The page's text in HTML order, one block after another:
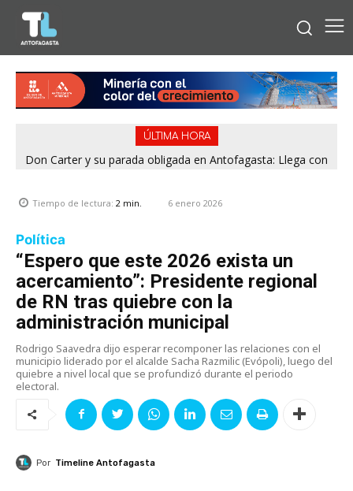
ÚLTIMA HORA
Don Carter y su parada obligada en Antofagasta: Llega con
Tiempo de lectura: 2 min. 6 enero 2026
Política
“Espero que este 2026 exista un
acercamiento”: Presidente regional
de RN tras quiebre con la
administración municipal
Rodrigo Saavedra dijo esperar recomponer las relaciones con el
municipio liderado por el alcalde Sacha Razmilic (Evópoli), luego del
quiebre a nivel local que se profundizó durante el periodo
electoral.
Por Timeline Antofagasta